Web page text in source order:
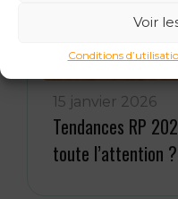
Voir
Conditions
15 janvier 2026
Tendances RP
toute l’attention ?